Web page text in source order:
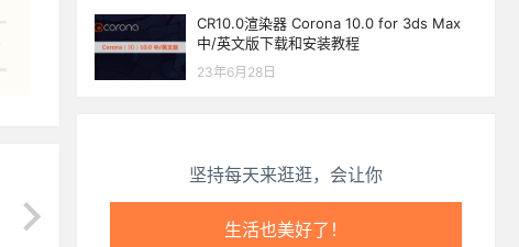
CR10.0渲染器 Corona 10.0 for 3ds Max
中/英文版下载和安装教程
23年6月28日
坚持每天来逛逛，会让你
走路也有劲了！
腿也不痛了！
工作也轻松了！